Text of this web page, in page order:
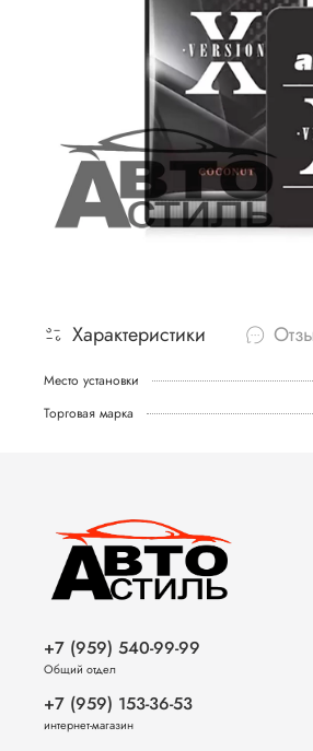
Характеристики
Место установки
Торговая марка
+7 (959) 540-99-99
Общий отдел
+7 (959) 153-36-53
интернет-магазин